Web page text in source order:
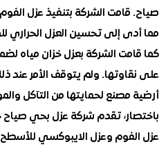
الشركة بتنفيذ عزل الفوم لسقف
إلى تحسين العزل الحراري للمبنى
الشركة بعزل خزان مياه لضمان
ولم يتوقف الأمر عند ذلك، فقد
لحمايتها من التآكل والمواد
تقدم شركة عزل بحي صياح خدمات
وعزل الايبوكسي للأسطح